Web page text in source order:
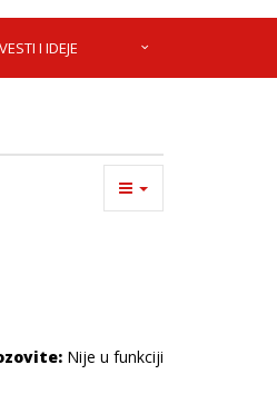
VESTI I IDEJE
Nije u funkciji